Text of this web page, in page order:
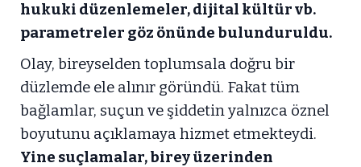
hukuki düzenlemeler, dijital kültür vb.
parametreler göz önünde bulunduruldu.
Olay, bireyselden toplumsala doğru bir
düzlemde ele alınır göründü. Fakat tüm
bağlamlar, suçun ve şiddetin yalnızca öznel
boyutunu açıklamaya hizmet etmekteydi.
Yine suçlamalar, birey üzerinden